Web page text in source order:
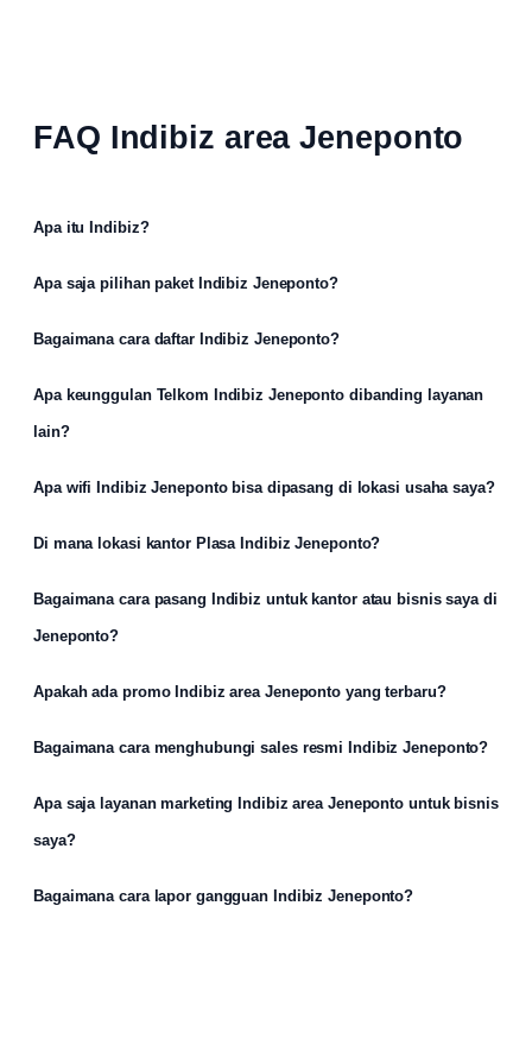
FAQ Indibiz area Jeneponto
Apa itu Indibiz?
Apa saja pilihan paket Indibiz Jeneponto?
Bagaimana cara daftar Indibiz Jeneponto?
Apa keunggulan Telkom Indibiz Jeneponto dibanding layanan
lain?
Apa wifi Indibiz Jeneponto bisa dipasang di lokasi usaha saya?
Di mana lokasi kantor Plasa Indibiz Jeneponto?
Bagaimana cara pasang Indibiz untuk kantor atau bisnis saya di
Jeneponto?
Apakah ada promo Indibiz area Jeneponto yang terbaru?
Bagaimana cara menghubungi sales resmi Indibiz Jeneponto?
Apa saja layanan marketing Indibiz area Jeneponto untuk bisnis
saya?
Bagaimana cara lapor gangguan Indibiz Jeneponto?